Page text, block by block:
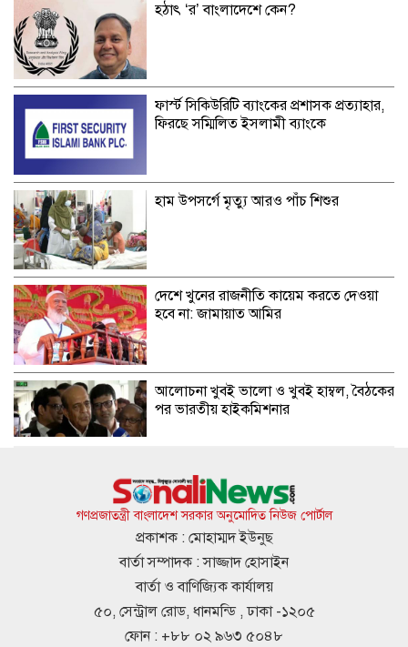
হঠাৎ ‘র’ বাংলাদেশে কেন?
ফার্স্ট সিকিউরিটি ব্যাংকের প্রশাসক প্রত্যাহার,
ফিরছে সম্মিলিত ইসলামী ব্যাংকে
হাম উপসর্গে মৃত্যু আরও পাঁচ শিশুর
দেশে খুনের রাজনীতি কায়েম করতে দেওয়া
হবে না: জামায়াত আমির
আলোচনা খুবই ভালো ও খুবই হাম্বল, বৈঠকের
পর ভারতীয় হাইকমিশনার
একাদশ শ্রেণিতে ভর্তির মূল্যায়নের পদ্ধতি
জানালেন শিক্ষামন্ত্রী
শেখ হাসিনাকে ফেরাতে ভারতের প্রতি যে
আহ্বান জানাল বাংলাদেশ
গণপ্রজাতন্ত্রী বাংলাদেশ সরকার অনুমোদিত নিউজ পোর্টাল
প্রকাশক : মোহাম্মদ ইউনুছ
বার্তা সম্পাদক : সাজ্জাদ হোসাইন
বার্তা ও বাণিজ্যিক কার্যালয়
৫০, সেন্ট্রাল রোড, ধানমন্ডি , ঢাকা -১২০৫
ফোন : +৮৮ ০২ ৯৬৩ ৫০৪৮